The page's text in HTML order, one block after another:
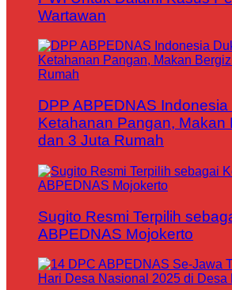
Wartawan
DPP ABPEDNAS
Ketahanan Pangan, Makan
dan 3 Juta Rumah
Sugito Resmi Terpilih
ABPEDNAS Mojokerto